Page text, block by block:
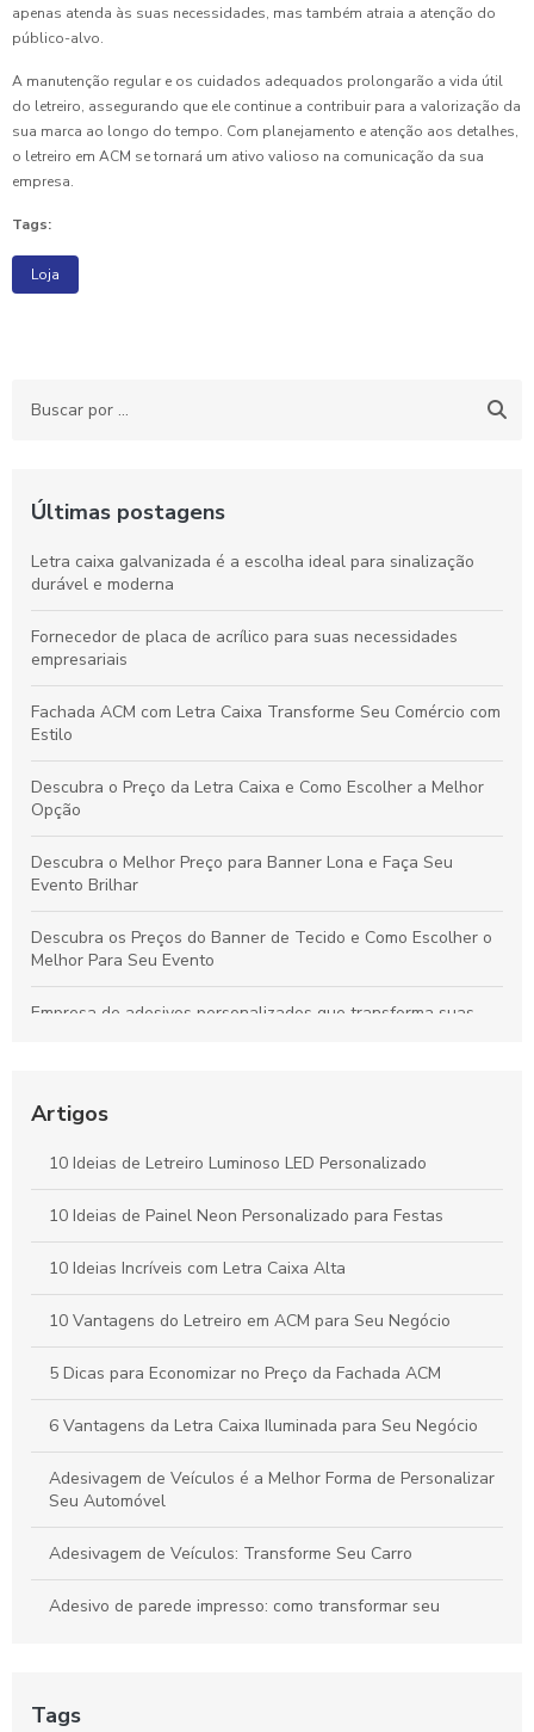
apenas atenda às suas necessidades, mas também atraia a atenção do
público-alvo.
A manutenção regular e os cuidados adequados prolongarão a vida útil
do letreiro, assegurando que ele continue a contribuir para a valorização da
sua marca ao longo do tempo. Com planejamento e atenção aos detalhes,
o letreiro em ACM se tornará um ativo valioso na comunicação da sua
empresa.
Tags:
Loja
Últimas postagens
Letra caixa galvanizada é a escolha ideal para sinalização
durável e moderna
Fornecedor de placa de acrílico para suas necessidades
empresariais
Fachada ACM com Letra Caixa Transforme Seu Comércio com
Estilo
Descubra o Preço da Letra Caixa e Como Escolher a Melhor
Opção
Descubra o Melhor Preço para Banner Lona e Faça Seu
Evento Brilhar
Descubra os Preços do Banner de Tecido e Como Escolher o
Melhor Para Seu Evento
Empresa de adesivos personalizados que transforma suas
com soluções criativas e impactantes
Comunicação visual PDV estratégias eficazes para atrair
clientes
Como Escolher a Letra Caixa Ideal em SP para Seu Comércio
Artigos
10 Ideias de Letreiro Luminoso LED Personalizado
10 Ideias de Painel Neon Personalizado para Festas
10 Ideias Incríveis com Letra Caixa Alta
10 Vantagens do Letreiro em ACM para Seu Negócio
5 Dicas para Economizar no Preço da Fachada ACM
6 Vantagens da Letra Caixa Iluminada para Seu Negócio
Adesivagem de Veículos é a Melhor Forma de Personalizar
Seu Automóvel
Adesivagem de Veículos: Transforme Seu Carro
Adesivo de parede impresso: como transformar seu
Tags